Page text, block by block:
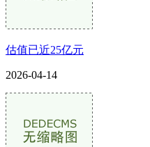
估值已近25亿元
2026-04-14